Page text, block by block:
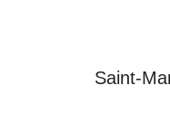
Saint-